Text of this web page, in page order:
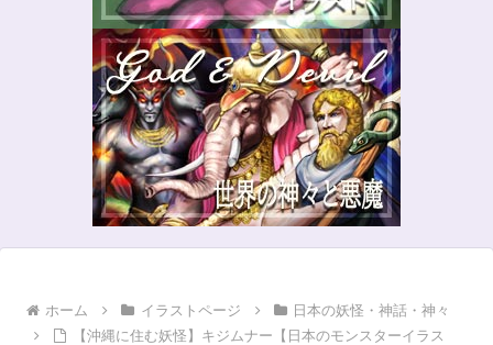
ホーム イラストページ
日本の妖怪・神話・神々
【沖縄に住む妖怪】キジムナー【日本のモンスターイラス